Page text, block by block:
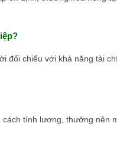
đối chiếu với khả năng tài
tính lương, thưởng nên